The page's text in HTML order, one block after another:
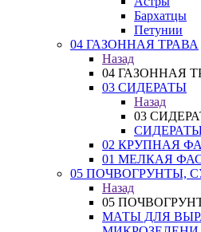
Бархатцы
Петунии
04 ГАЗОННАЯ ТРАВА
Назад
04 ГАЗОННАЯ
03 СИДЕРАТЫ
Назад
03
СИДЕРАТЫ
02 КРУПНАЯ
01 МЕЛКАЯ
05 ПОЧВОГРУНТЫ,
Назад
05
МАТЫ ДЛЯ